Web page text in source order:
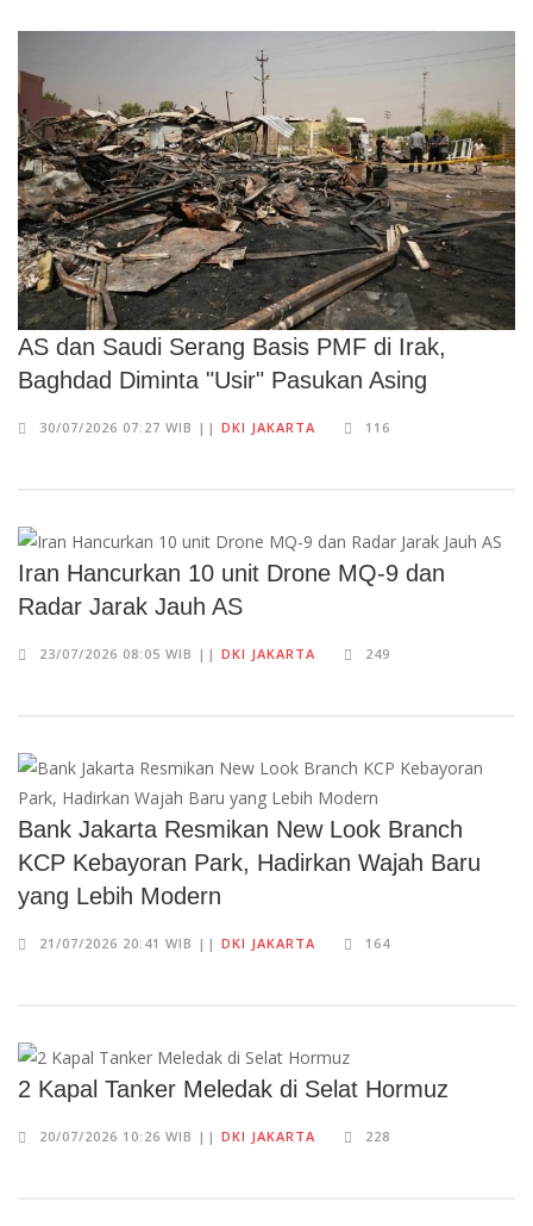
AS dan Saudi Serang Basis PMF di Irak,
Baghdad Diminta "Usir" Pasukan Asing
30/07/2026 07:27 WIB || DKI JAKARTA 116
Iran Hancurkan 10 unit Drone MQ-9 dan
Radar Jarak Jauh AS
23/07/2026 08:05 WIB || DKI JAKARTA 249
Bank Jakarta Resmikan New Look Branch
KCP Kebayoran Park, Hadirkan Wajah Baru
yang Lebih Modern
21/07/2026 20:41 WIB || DKI JAKARTA 164
2 Kapal Tanker Meledak di Selat Hormuz
20/07/2026 10:26 WIB || DKI JAKARTA 228